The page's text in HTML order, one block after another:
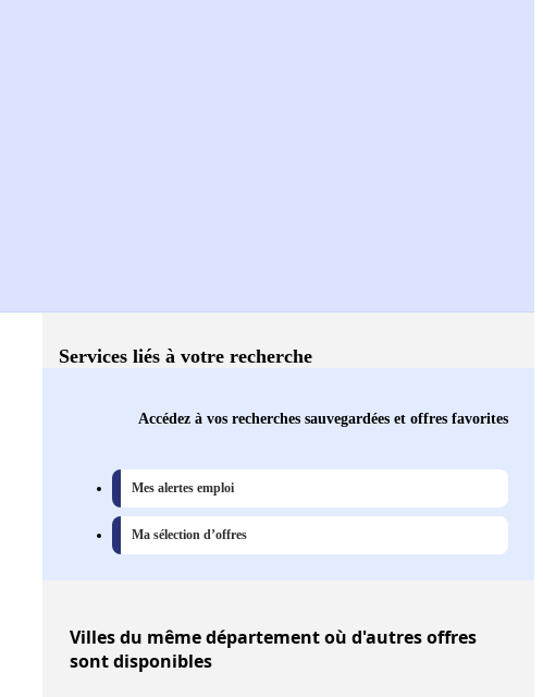
Services liés à votre recherche
Accédez à vos recherches sauvegardées et offres favorites
Mes alertes emploi
Ma sélection d’offres
Villesdu même département où d'autres offres
sont disponibles